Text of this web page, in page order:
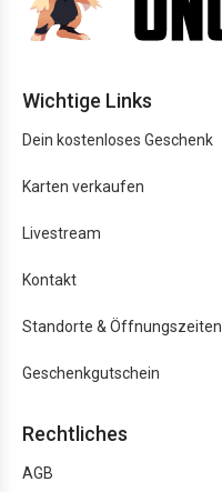
Wichtige Links
Dein kostenloses Geschenk
Karten verkaufen
Livestream
Kontakt
Standorte & Öffnungszeiten
Geschenkgutschein
Rechtliches
AGB